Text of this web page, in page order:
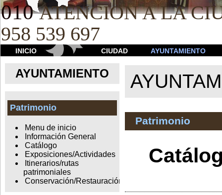
010 ATENCION A LA
958 539 697
INICIO CIUDAD AYUNTAMIENTO
AYUNTAMIENTO
Patrimonio
Menu de inicio
Información General
Catálogo
Exposiciones/Actividades
Itinerarios/rutas
patrimoniales
Conservación/Restauración
Patrimonio